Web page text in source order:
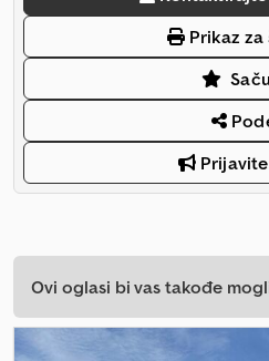
Prikaz za
Ovi oglasi bi vas takođe